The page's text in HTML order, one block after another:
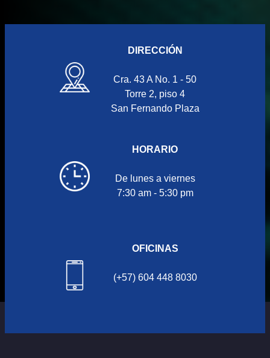
DIRECCIÓN
Cra. 43 A No. 1 - 50
Torre 2, piso 4
San Fernando Plaza
HORARIO
De lunes a viernes
7:30 am - 5:30 pm
OFICINAS
(+57) 604 448 8030